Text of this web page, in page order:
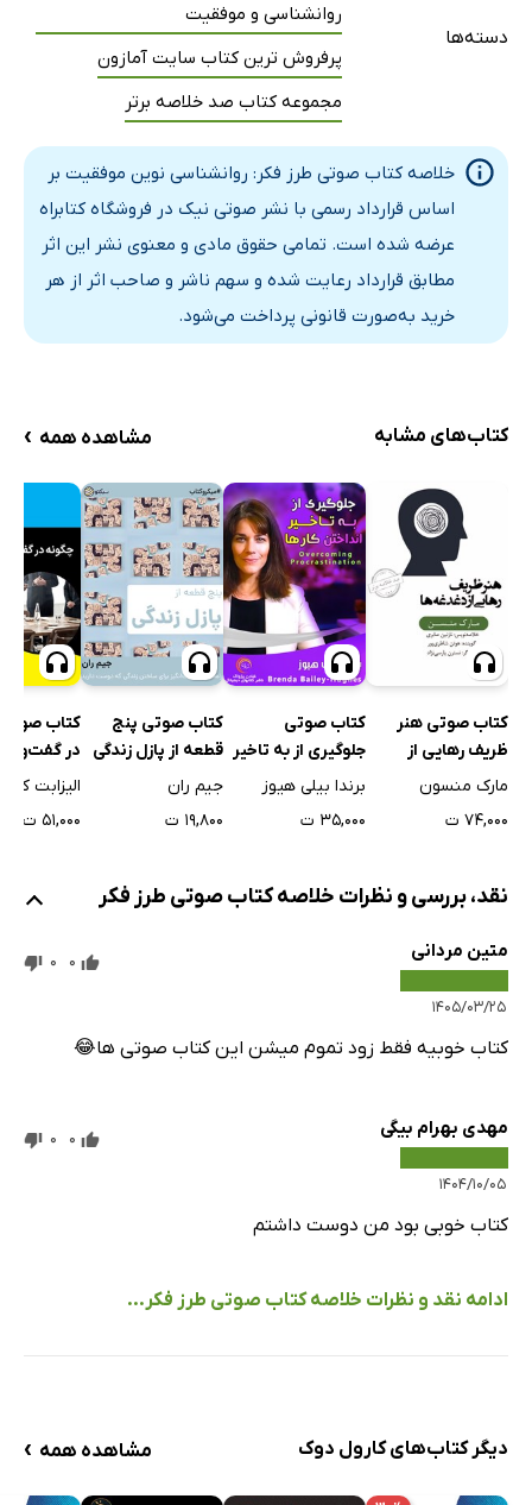
دسته‌ها
روانشناسی و موفقیت
پرفروش ترین کتاب سایت آمازون
مجموعه کتاب صد خلاصه برتر
خلاصه کتاب صوتی طرز فکر: روانشناسی نوین موفقیت بر
اساس قرارداد رسمی با نشر صوتی نیک در فروشگاه کتابراه
عرضه شده است. تمامی حقوق مادی و معنوی نشر این اثر
مطابق قرارداد رعایت شده و سهم ناشر و صاحب اثر از هر
خرید به‌صورت قانونی پرداخت می‌شود.
کتاب‌های مشابه مشاهده همه ›
کتاب صوتی هنر
ظریف رهایی از
دغدغه‌ها
مارک منسون
۷۴,۰۰۰ ت
کتاب صوتی
جلوگیری از به تاخیر
انداختن کارها
برندا بیلی هیوز
۳۵,۰۰۰ ت
کتاب صوتی پنج
قطعه از پازل زندگی
جیم ران
۱۹,۸۰۰ ت
کتاب
در
نیاوریم
الیزابت
۵۱,۰۰۰ ت
نقد، بررسی و نظرات خلاصه کتاب صوتی طرز فکر
متین مردانی
۱۴۰۵/۰۳/۲۵
0
0
کتاب خوبیه فقط زود تموم میشن این کتاب صوتی ها😂
مهدی بهرام بیگی
۱۴۰۴/۱۰/۰۵
0
0
کتاب خوبی بود من دوست داشتم
ادامه نقد و نظرات خلاصه کتاب صوتی طرز فکر...
دیگر کتاب‌های کارول دوک مشاهده همه ›